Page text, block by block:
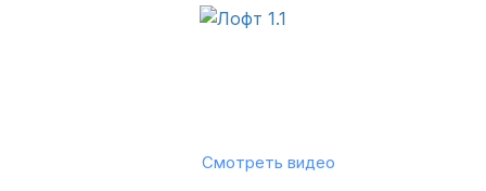
Смотреть видео